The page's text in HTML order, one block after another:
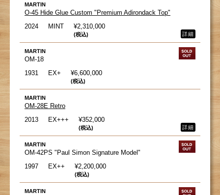
MARTIN
O-45 Hide Glue Custom "Premium Adirondack Top"
2024
MINT ¥2,310,000
(税込) 詳細
MARTIN
OM-18
1931
EX+ ¥6,600,000
(税込)
MARTIN
OM-28E Retro
2013
EX+++ ¥352,000
(税込) 詳細
MARTIN
OM-42PS "Paul Simon Signature Model"
1997
EX++ ¥2,200,000
(税込)
MARTIN